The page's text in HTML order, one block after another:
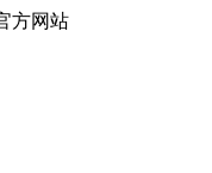
方网站